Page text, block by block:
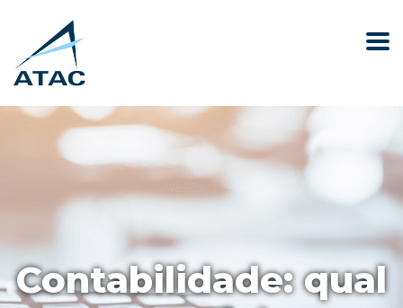
Contabilidade: qual